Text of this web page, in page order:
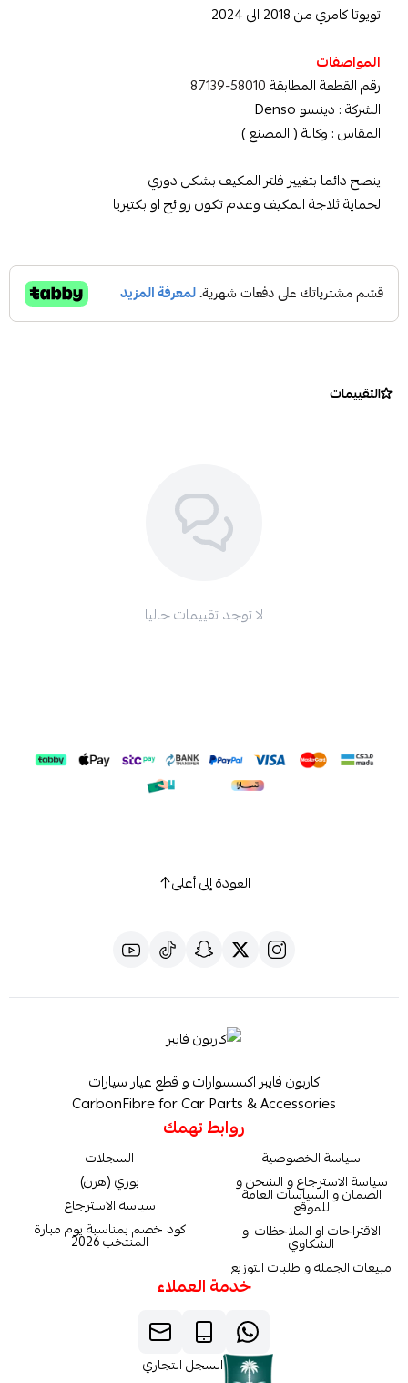
تويوتا كامري من 2018 الى 2024
المواصفات
رقم القطعة المطابقة58010-87139
الشركة : دينسو Denso
المقاس : وكالة ( المصنع )
ينصح دائما بتغيير فلتر المكيف بشكل دوري
لحماية ثلاجة المكيف وعدم تكون روائح او بكتيريا
التقييمات
لا توجد تقييمات حاليا
العودة إلى أعلى
كاربون فايبر اكسسوارات و قطع غيار سيارات
CarbonFibre for Car Parts & Accessories
روابط تهمك
سياسة الخصوصية
سياسة الاسترجاع و الشحن و
الضمان و السياسات العامة
للموقع
الاقتراحات او الملاحظات او
الشكاوي
مبيعات الجملة و طلبات التوزيع
السجلات
بوري (هرن)
سياسة الاسترجاع
كود خصم بمناسبة يوم مبارة
المنتخب 2026
خدمة العملاء
السجل التجاري